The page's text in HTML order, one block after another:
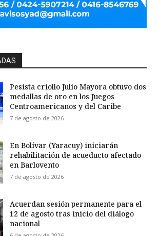
Pesista criollo Julio Mayora obtuvo dos
medallas de oro en los Juegos
Centroamericanos y del Caribe
7 de agosto de 2026
En Bolívar (Yaracuy) iniciarán
rehabilitación de acueducto afectado
en Barlovento
7 de agosto de 2026
Acuerdan sesión permanente para el
12 de agosto tras inicio del diálogo
nacional